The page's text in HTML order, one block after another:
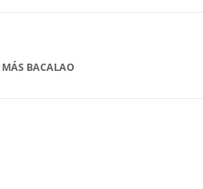
MÁS BACALAO